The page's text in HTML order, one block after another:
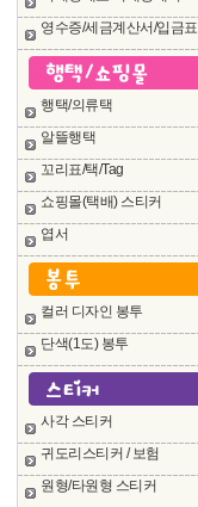
영수증/세금계산서/입금표
행택/의류택
알뜰행택
꼬리표/택/Tag
쇼핑몰(택배) 스티커
엽서
컬러 디자인 봉투
단색(1도) 봉투
사각 스티커
귀도리스티커 / 보험
원형/타원형 스티커